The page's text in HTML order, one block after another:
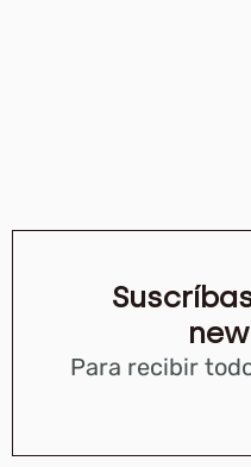
Para recibir